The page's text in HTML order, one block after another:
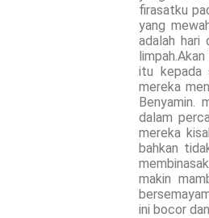
firasatku
yang
adalah hari
itu kepada
mereka
Benyamin.
dalam
mereka
bahkan
makin
ini bocor